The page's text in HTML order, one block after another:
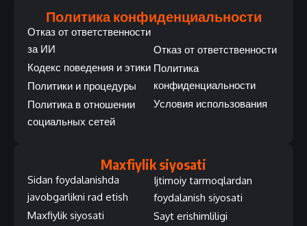
Политика конфиденциальности
Отказ от ответственности
за ИИ
Кодекс поведения и этики
Политики и процедуры
Политика в отношении
социальных сетей
Отказ от ответственности
Политика
конфиденциальности
Условия использования
Maxfiylik siyosati
Sidan foydalanishda
javobgarlikni rad etish
Maxfiylik siyosati
Ijtimoiy tarmoqlardan
foydalanish siyosati
Sayt erishimliligi